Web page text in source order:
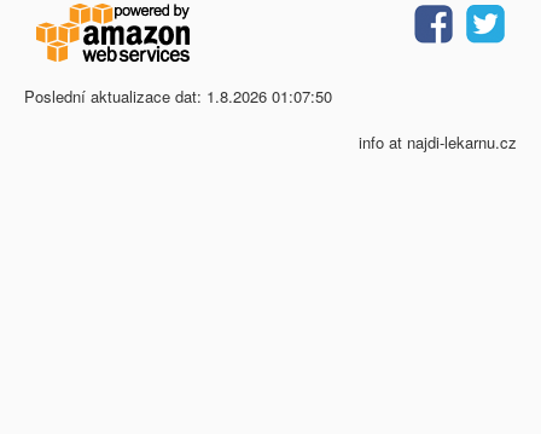
Poslední aktualizace dat: 1.8.2026 01:07:50
info at najdi-lekarnu.cz